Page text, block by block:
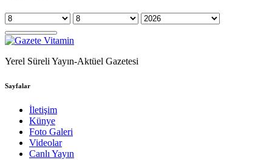
Yerel Süreli Yayın-Aktüel Gazetesi
Sayfalar
İletişim
Künye
Foto Galeri
Videolar
Canlı Yayın